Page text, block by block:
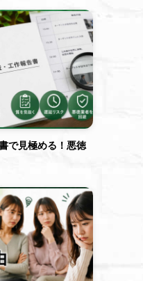
で見極める！悪徳